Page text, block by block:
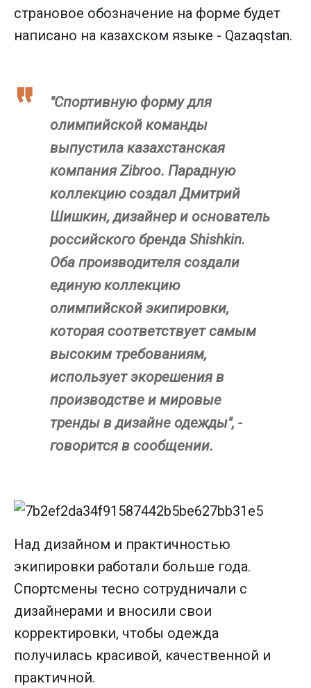
страновое обозначение на форме будет
написано на казахском языке - Qazaqstan.
"Спортивную форму для
олимпийской команды
выпустила казахстанская
компания Zibroo. Парадную
коллекцию создал Дмитрий
Шишкин, дизайнер и основатель
российского бренда Shishkin.
Оба производителя создали
единую коллекцию
олимпийской экипировки,
которая соответствует самым
высоким требованиям,
использует экорешения в
производстве и мировые
тренды в дизайне одежды", -
говорится в сообщении.
Над дизайном и практичностью
экипировки работали больше года.
Спортсмены тесно сотрудничали с
дизайнерами и вносили свои
корректировки, чтобы одежда
получилась красивой, качественной и
практичной.